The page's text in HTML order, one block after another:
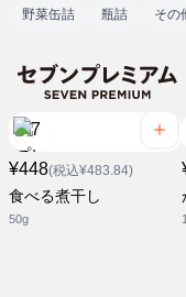
野菜缶詰 瓶詰 そ
¥448(税込¥483.84)
食べる煮干し
50g